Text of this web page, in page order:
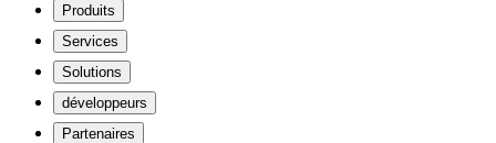
Produits
Services
Solutions
développeurs
Partenaires